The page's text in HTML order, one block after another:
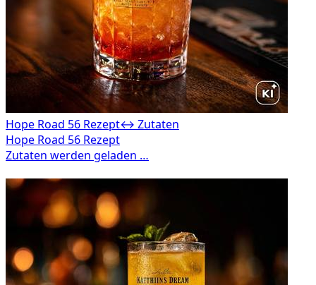
Hope Road 56 Rezept↔ Zutaten